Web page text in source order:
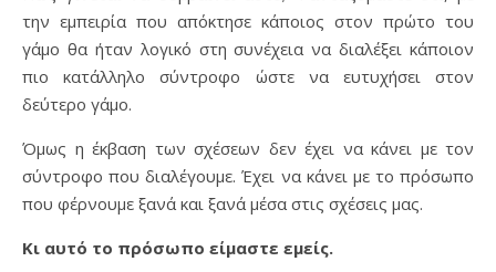
την εμπειρία που απόκτησε κάποιος στον πρώτο του
γάμο θα ήταν λογικό στη συνέχεια να διαλέξει κάποιον
πιο κατάλληλο σύντροφο ώστε να ευτυχήσει στον
δεύτερο γάμο.
Όμως η έκβαση των σχέσεων δεν έχει να κάνει με τον
σύντροφο που διαλέγουμε. Έχει να κάνει με το πρόσωπο
που φέρνουμε ξανά και ξανά μέσα στις σχέσεις μας.
Κι αυτό το πρόσωπο είμαστε εμείς.